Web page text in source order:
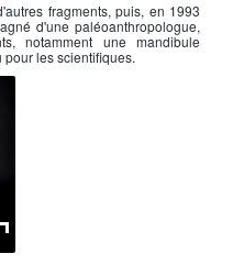
fragments, puis, en 1993
d'une paléoanthropologue,
notamment une mandibule
les scientifiques.